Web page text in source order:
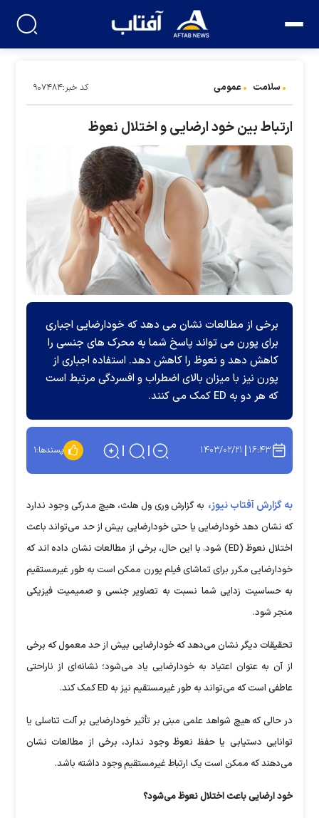
سلامت عمومی کد خبر:۹۰۷۴۸۴
ارتباط بین خود ارضایی و اختلال نعوظ
برخی از مطالعات نشان می دهد که خودارضایی اجباری
برای پورن می تواند پاسخ شما به محرک های جنسی را
کاهش دهد و نعوظ را کاهش دهد. استفاده اجباری از
پورن نیز با میزان بالای اضطراب و افسردگی مرتبط است
که هر دو به ED کمک می کنند.
۱۶:۴۳ ۱۴۰۳/۰۲/۲۱ پسندها:۱
به گزارش آفتاب نیوز، به گزارش وری ول هلث، هیچ مدرکی وجود ندارد
که نشان دهد خودارضایی یا حتی خودارضایی بیش از حد می‌تواند باعث
اختلال نعوظ (ED) شود. با این حال، برخی از مطالعات نشان داده اند که
خودارضایی مکرر برای تماشای فیلم پورن ممکن است به طور غیرمستقیم
به حساسیت زدایی شما نسبت به تصاویر جنسی و صمیمیت فیزیکی
منجر شود.
تحقیقات دیگر نشان می‌دهد که خودارضایی بیش از حد معمول که برخی
از آن به عنوان اعتیاد به خودارضایی یاد می‌شود؛ نشانه‌ای از ناراحتی
عاطفی است که می‌تواند به طور غیرمستقیم نیز به ED کمک کند.
در حالی که هیچ شواهد علمی مبنی بر تأثیر خودارضایی بر آلت تناسلی یا
توانایی دستیابی یا حفظ نعوظ وجود ندارد، برخی از مطالعات نشان
می‌دهند که ممکن است یک ارتباط غیرمستقیم وجود داشته باشد.
خود ارضایی باعث اختلال نعوظ می‌شود؟